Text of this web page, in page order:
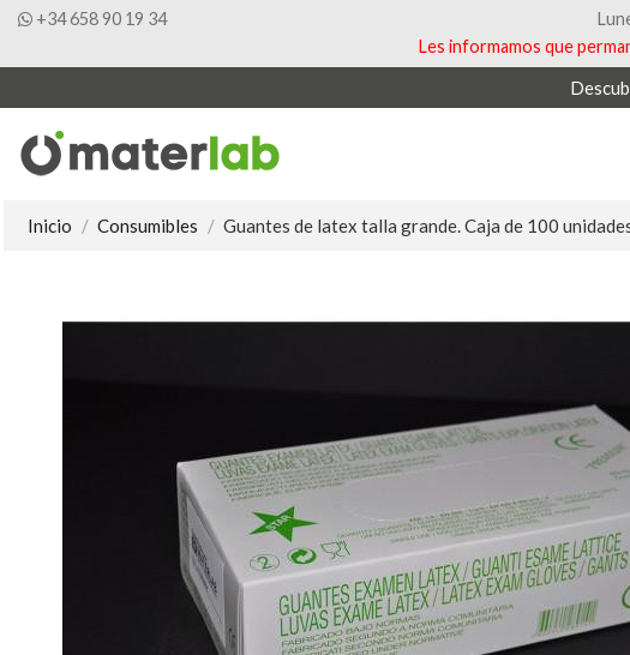
+34 658 90 19 34
Les informamos que
Inicio Consumibles Guantes de latex talla grande. Caja de 100